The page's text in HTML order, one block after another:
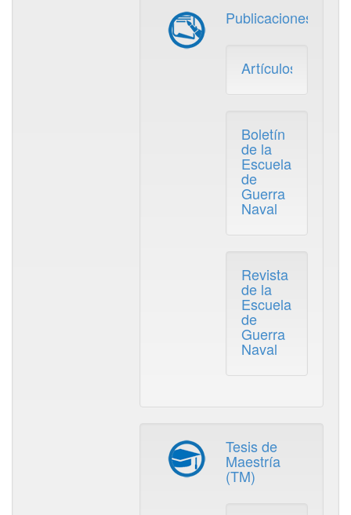
Publicaciones
Artículos
Boletín
de la
Escuela
de
Guerra
Naval
Revista
de la
Escuela
de
Guerra
Naval
Tesis de
Maestría
(TM)